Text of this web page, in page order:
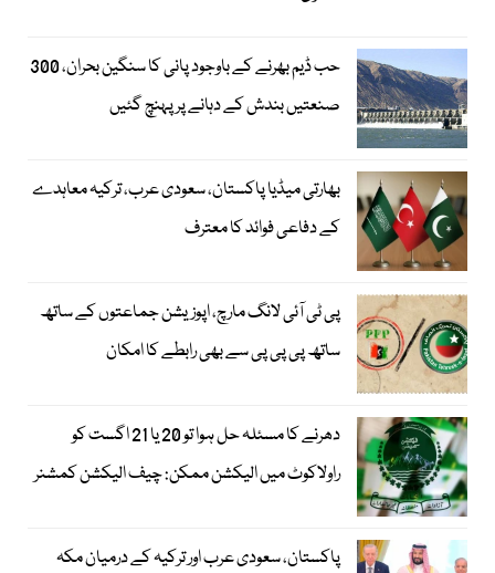
حب ڈیم بھرنے کے باوجود پانی کا سنگین بحران، 300
صنعتیں بندش کے دہانے پر پہنچ گئیں
بھارتی میڈیا پاکستان، سعودی عرب، ترکیہ معاہدے
کے دفاعی فوائد کا معترف
پی ٹی آئی لانگ مارچ، اپوزیشن جماعتوں کے ساتھ
ساتھ پی پی پی سے بھی رابطے کا امکان
دھرنے کا مسئلہ حل ہوا تو 20 یا 21 اگست کو
راولاکوٹ میں الیکشن ممکن: چیف الیکشن کمشنر
پاکستان، سعودی عرب اور ترکیہ کے درمیان مکہ